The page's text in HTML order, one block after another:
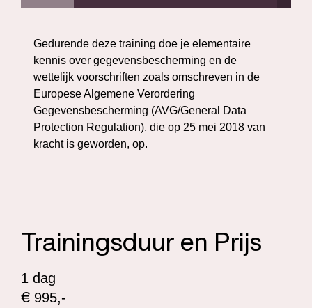
Gedurende deze training doe je elementaire
kennis over gegevensbescherming en de
wettelijk voorschriften zoals omschreven in de
Europese Algemene Verordering
Gegevensbescherming (AVG/General Data
Protection Regulation), die op 25 mei 2018 van
kracht is geworden, op.
Trainingsduur en Prijs
1 dag
€ 995,-